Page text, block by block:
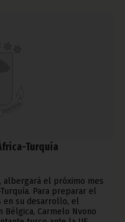
Turquía
albergará el próximo mes
Para preparar el
en su desarrollo, el
Bélgica, Carmelo Nvono